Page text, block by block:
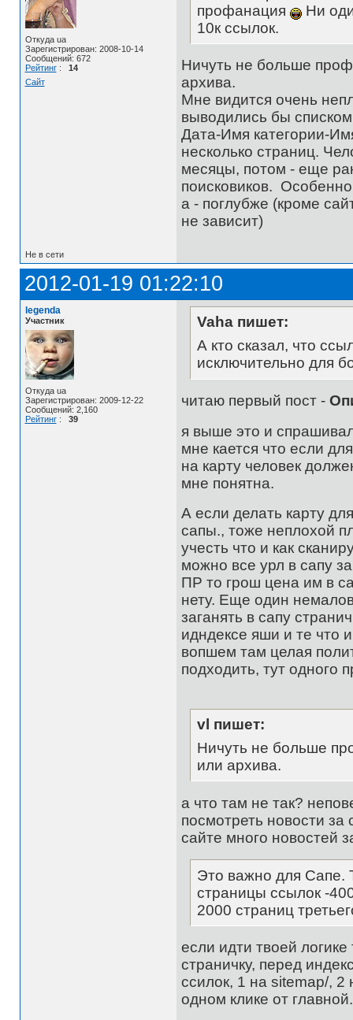
Откуда ua
Зарегистрирован: 2008-10-14
Сообщений: 672
Рейтинг: 14
Сайт
профанация
Ни
10к ссылок.
Ничуть не больше
архива.
Мне видится очень
выводились бы
Дата-Имя категории-
несколько страниц.
месяцы, потом - еще
поисковиков.
а - поглубже (кроме
не зависит)
Не в сети
2012-01-19 01:22:10
legenda
Участник
Откуда ua
Зарегистрирован: 2009-12-22
Сообщений: 2,160
Рейтинг: 39
Vaha пишет:
А кто сказал, что
исключительно для
читаю первый пост -
я выше это и
мне кается что если
на карту человек
мне понятна.
А если делать карту
сапы., тоже неплохой
учесть что и как
можно все урл в сапу
ПР то грош цена им в
нету. Еще один
заганять в сапу
идндексе яши и те что
вопшем там целая
подходить, тут одного
vl пишет:
Ничуть не больше
или архива.
а что там не так?
посмотреть новости за
сайте много новостей
Это важно для Сапе.
страницы ссылок -
2000 страниц
если идти твоей
страничку, перед
ссилок, 1 на sitemap/, 2
одном клике от главной.